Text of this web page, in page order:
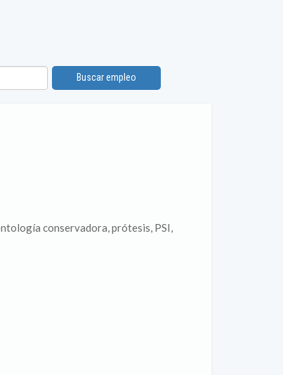
Buscar empleo
conservadora, prótesis, PSI,